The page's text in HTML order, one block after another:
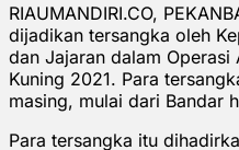
RIAUMANDIRI.CO,
dijadikan tersangka oleh
dan Jajaran dalam
Kuning 2021. Para
masing, mulai dari Bandar
Para tersangka itu